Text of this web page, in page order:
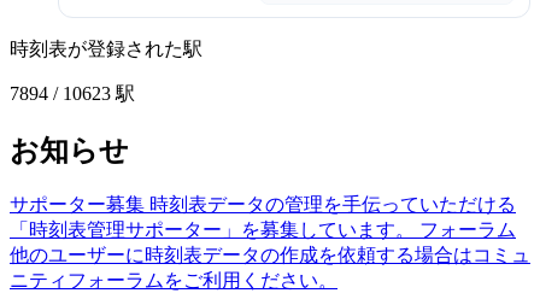
時刻表が登録された駅
7894 / 10623 駅
お知らせ
サポーター募集 時刻表データの管理を手伝っていただける
「時刻表管理サポーター」を募集しています。
フォーラム
他のユーザーに時刻表データの作成を依頼する場合はコミュ
ニティフォーラムをご利用ください。